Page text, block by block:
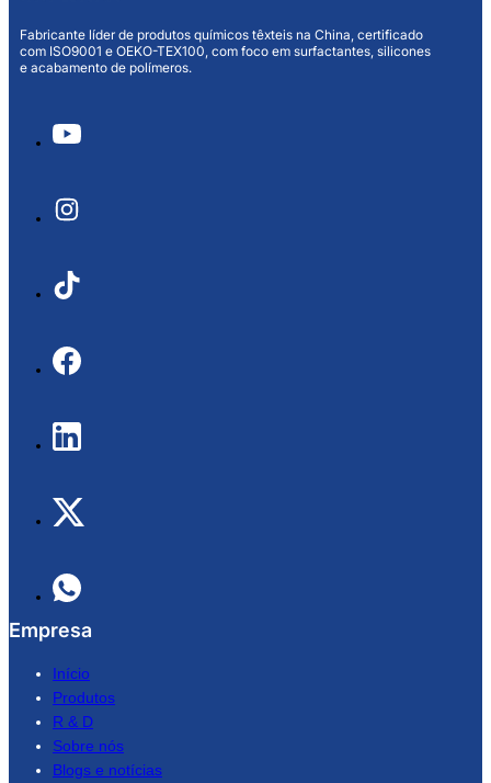
Fabricante líder de produtos químicos têxteis na China, certificado
com ISO9001 e OEKO-TEX100, com foco em surfactantes, silicones
e acabamento de polímeros.
Empresa
Início
Produtos
R & D
Sobre nós
Blogs e notícias